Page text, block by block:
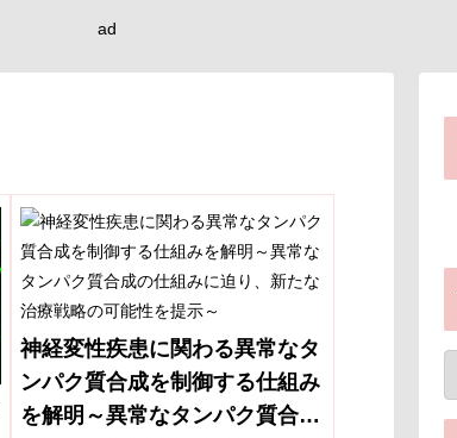
ad
神経変性疾患に関わる異常なタ
ンパク質合成を制御する仕組み
を解明～異常なタンパク質合成